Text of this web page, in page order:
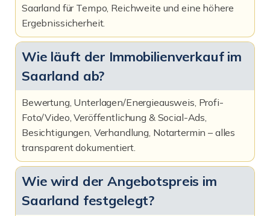
Saarland für Tempo, Reichweite und eine höhere
Ergebnissicherheit.
Wie läuft der Immobilienverkauf im
Saarland ab?
Bewertung, Unterlagen/Energieausweis, Profi-
Foto/Video, Veröffentlichung & Social-Ads,
Besichtigungen, Verhandlung, Notartermin – alles
transparent dokumentiert.
Wie wird der Angebotspreis im
Saarland festgelegt?